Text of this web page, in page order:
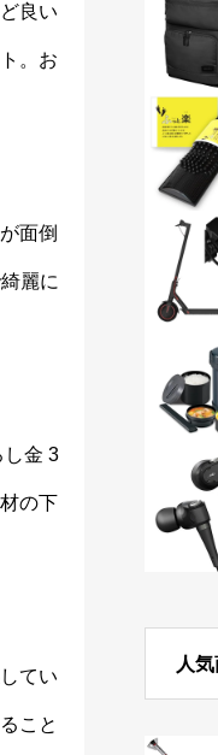
良い
。お
面倒
麗に
し金 3
の下
てい
こと
人